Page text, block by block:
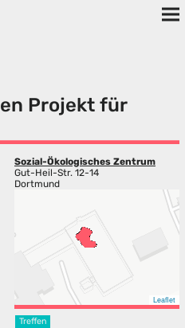
Projekt für
Sozial-Ökologisches Zentrum
Gut-Heil-Str. 12-14
Dortmund
Leaflet
Treffen